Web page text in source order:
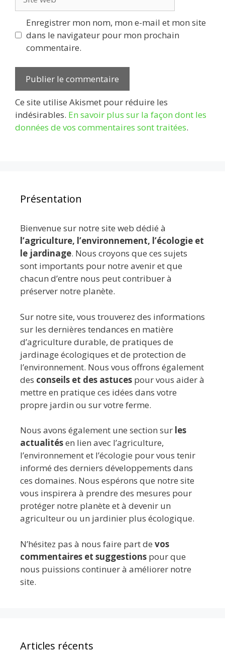
web
Enregistrer mon nom, mon e-mail et mon site
dans le navigateur pour mon prochain
commentaire.
Ce site utilise Akismet pour réduire les
indésirables. En savoir plus sur la façon dont les
données de vos commentaires sont traitées.
Présentation
Bienvenue sur notre site web dédié à
l’agriculture, l’environnement, l’écologie et
le jardinage. Nous croyons que ces sujets
sont importants pour notre avenir et que
chacun d’entre nous peut contribuer à
préserver notre planète.
Sur notre site, vous trouverez des informations
sur les dernières tendances en matière
d’agriculture durable, de pratiques de
jardinage écologiques et de protection de
l’environnement. Nous vous offrons également
des conseils et des astuces pour vous aider à
mettre en pratique ces idées dans votre
propre jardin ou sur votre ferme.
Nous avons également une section sur les
actualitésen lien avec l’agriculture,
l’environnement et l’écologie pour vous tenir
informé des derniers développements dans
ces domaines. Nous espérons que notre site
vous inspirera à prendre des mesures pour
protéger notre planète et à devenir un
agriculteur ou un jardinier plus écologique.
N’hésitez pas à nous faire part de vos
commentaires et suggestions pour que
nous puissions continuer à améliorer notre
site.
Articles récents